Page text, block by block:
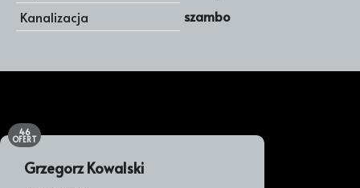
Kanalizacja
szambo
Grzegorz Kowalski
46
OFERT